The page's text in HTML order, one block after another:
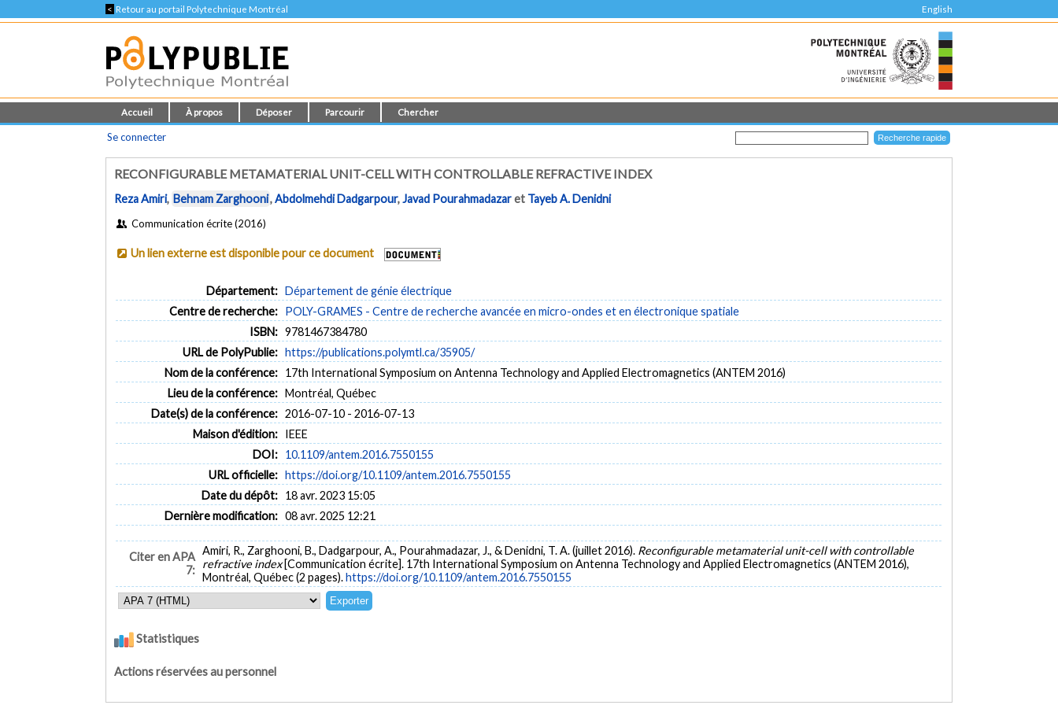
< Retour au portail Polytechnique Montréal English
Accueil À propos Déposer Parcourir Chercher
Se connecter
RECONFIGURABLE METAMATERIAL UNIT-CELL WITH CONTROLLABLE REFRACTIVE INDEX
Reza Amiri, Behnam Zarghooni,Abdolmehdi Dadgarpour,Javad Pourahmadazaret Tayeb A. Denidni
Communication écrite (2016)
Un lien externe est disponible pour ce document
Département: Département de génie électrique
Centre de recherche: POLY-GRAMES - Centre de recherche avancée en micro-ondes et en électronique spatiale
ISBN: 9781467384780
URL de PolyPublie: https://publications.polymtl.ca/35905/
Nom de la conférence: 17th International Symposium on Antenna Technology and Applied Electromagnetics (ANTEM 2016)
Lieu de la conférence: Montréal, Québec
Date(s) de la conférence: 2016-07-10 - 2016-07-13
Maison d'édition: IEEE
DOI: 10.1109/antem.2016.7550155
URL officielle: https://doi.org/10.1109/antem.2016.7550155
Date du dépôt: 18 avr. 2023 15:05
Dernière modification: 08 avr. 2025 12:21
Citer en APA
7:
Amiri, R., Zarghooni, B., Dadgarpour, A., Pourahmadazar, J., & Denidni, T. A. (juillet 2016). Reconfigurable metamaterial unit-cell with controllable
refractive index[Communication écrite]. 17th International Symposium on Antenna Technology and Applied Electromagnetics (ANTEM 2016),
Montréal, Québec (2 pages).https://doi.org/10.1109/antem.2016.7550155
Statistiques
Actions réservées au personnel